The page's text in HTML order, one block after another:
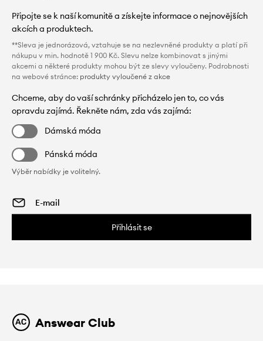
Připojte se k naší komunitě a získejte informace o nejnovějších
akcích a produktech.
**Sleva je jednorázová, vztahuje se na nezlevněné produkty a platí při
nákupu v min. hodnotě 1 900 Kč. Slevu nelze kombinovat s jinými
akcemi a některé produkty mohou být ze slevy vyloučeny. Podrobnosti
na webové stránce: produkty vyloučené z akce
Chceme, aby do vaší schránky přicházelo jen to, co vás
opravdu zajímá. Řekněte nám, zda vás zajímá:
Dámská móda
Pánská móda
Výběr nabídky je volitelný.
Přihlásit se
Answear Club